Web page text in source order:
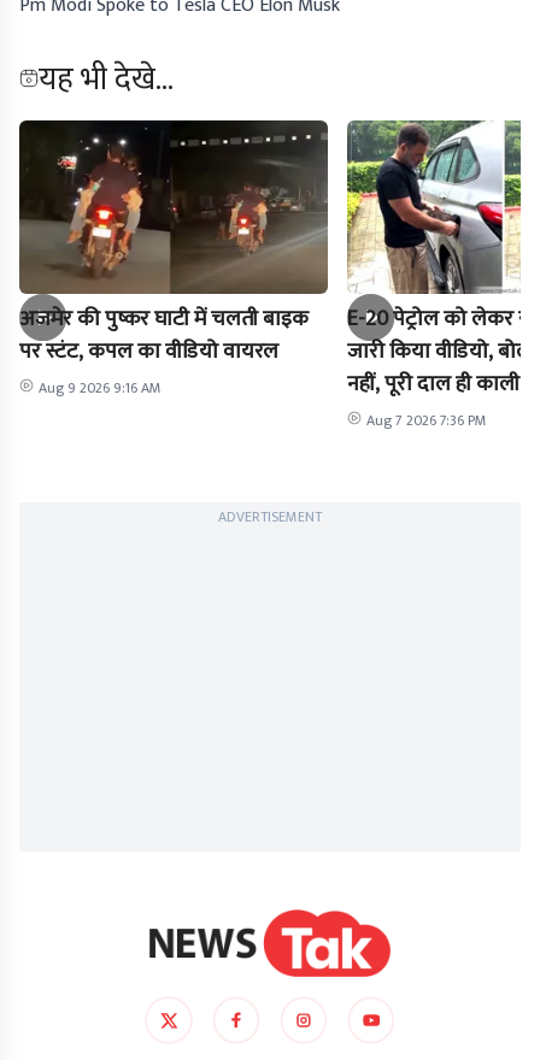
यह भी देखे...
अजमेर की पुष्कर घाटी में चलती बाइक
पर स्टंट, कपल का वीडियो वायरल
Aug 9 2026 9:16 AM
E-20 पेट्रोल को लेकर
जारी किया वीडियो,
नहीं, पूरी दाल ही काली है
Aug 7 2026 7:36 PM
ADVERTISEMENT